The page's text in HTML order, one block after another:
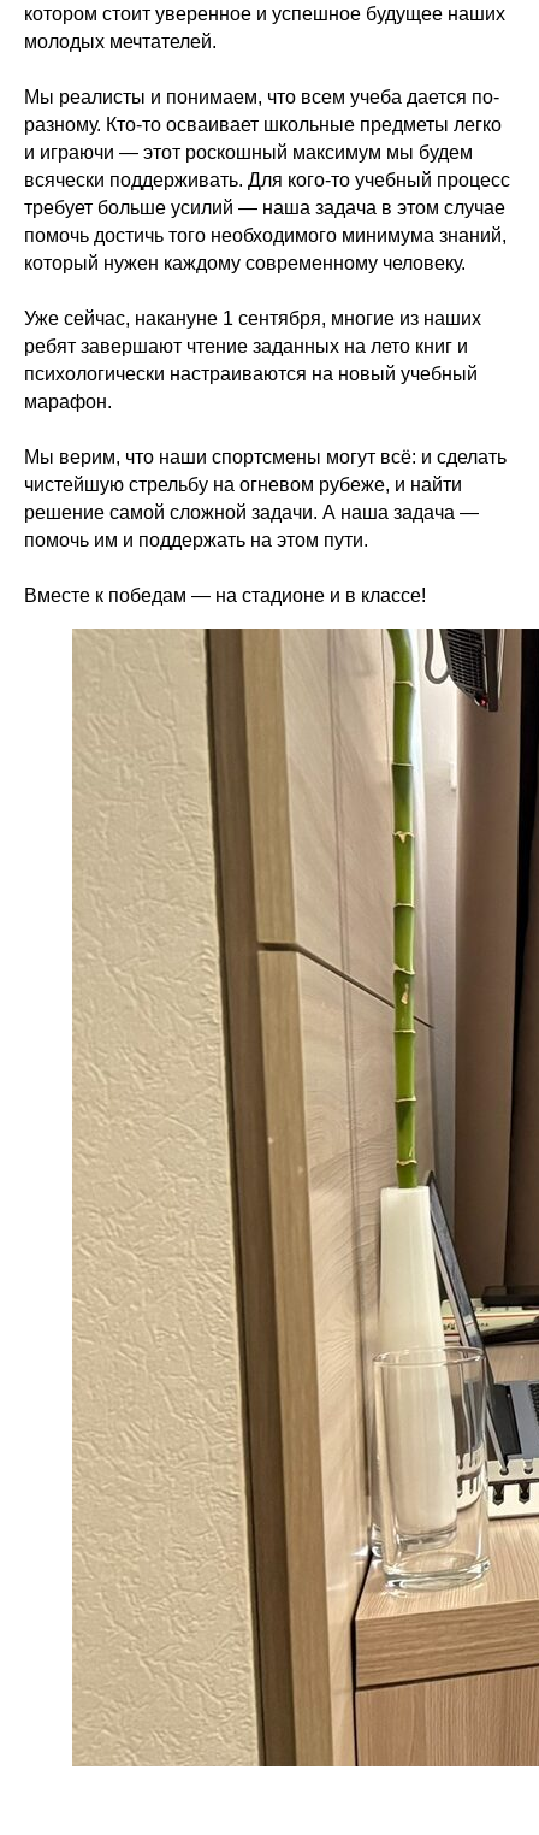
котором стоит уверенное и успешное будущее наших
молодых мечтателей.
Мы реалисты и понимаем, что всем учеба дается по-
разному. Кто-то осваивает школьные предметы легко
и играючи — этот роскошный максимум мы будем
всячески поддерживать. Для кого-то учебный процесс
требует больше усилий — наша задача в этом случае
помочь достичь того необходимого минимума знаний,
который нужен каждому современному человеку.
Уже сейчас, накануне 1 сентября, многие из наших
ребят завершают чтение заданных на лето книг и
психологически настраиваются на новый учебный
марафон.
Мы верим, что наши спортсмены могут всё: и сделать
чистейшую стрельбу на огневом рубеже, и найти
решение самой сложной задачи. А наша задача —
помочь им и поддержать на этом пути.
Вместе к победам — на стадионе и в классе!